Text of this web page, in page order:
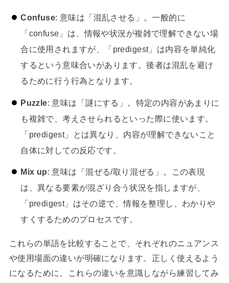
Confuse: 意味は「混乱させる」。一般的に
「confuse」は、情報や状況が複雑で理解できない場
合に使用されますが、「predigest」は内容を単純化
するという意味合いがあります。後者は混乱を避け
るために行う行為となります。
Puzzle: 意味は「謎にする」。特定の内容があまりに
も複雑で、考えさせられるといった際に使います。
「predigest」とは異なり、内容が理解できないこと
自体に対しての反応です。
Mix up: 意味は「混ぜる/取り混ぜる」。この表現
は、異なる要素が混ざり合う状況を指しますが、
「predigest」はその逆で、情報を整理し、わかりや
すくするためのプロセスです。
これらの単語を比較することで、それぞれのニュアンス
や使用場面の違いが明確になります。正しく使えるよう
になるために、これらの違いを意識しながら練習してみ